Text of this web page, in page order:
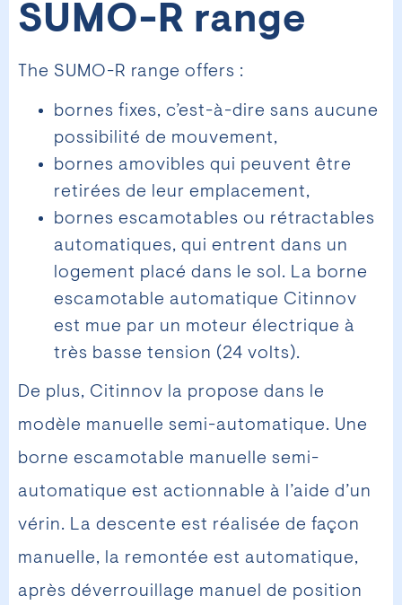
SUMO-R range
The SUMO-R range offers :
bornes fixes, c’est-à-dire sans aucune
possibilité de mouvement,
bornes amovibles qui peuvent être
retirées de leur emplacement,
bornes escamotables ou rétractables
automatiques, qui entrent dans un
logement placé dans le sol. La borne
escamotable automatique Citinnov
est mue par un moteur électrique à
très basse tension (24 volts).
De plus, Citinnov la propose dans le
modèle manuelle semi-automatique. Une
borne escamotable manuelle semi-
automatique est actionnable à l’aide d’un
vérin. La descente est réalisée de façon
manuelle, la remontée est automatique,
après déverrouillage manuel de position